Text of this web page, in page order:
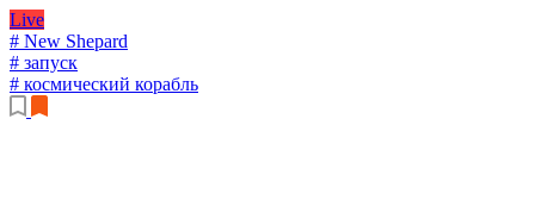
Live
# New Shepard
# запуск
# космический корабль